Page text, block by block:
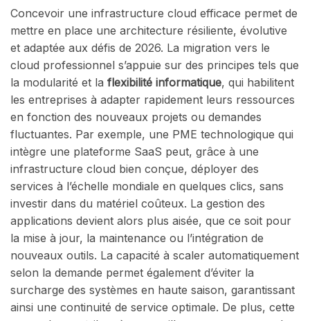
Concevoir une infrastructure cloud efficace permet de
mettre en place une architecture résiliente, évolutive
et adaptée aux défis de 2026. La migration vers le
cloud professionnel s’appuie sur des principes tels que
la modularité et la flexibilité informatique, qui habilitent
les entreprises à adapter rapidement leurs ressources
en fonction des nouveaux projets ou demandes
fluctuantes. Par exemple, une PME technologique qui
intègre une plateforme SaaS peut, grâce à une
infrastructure cloud bien conçue, déployer des
services à l’échelle mondiale en quelques clics, sans
investir dans du matériel coûteux. La gestion des
applications devient alors plus aisée, que ce soit pour
la mise à jour, la maintenance ou l’intégration de
nouveaux outils. La capacité à scaler automatiquement
selon la demande permet également d’éviter la
surcharge des systèmes en haute saison, garantissant
ainsi une continuité de service optimale. De plus, cette